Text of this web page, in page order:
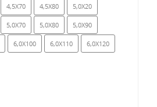
4,5X70 4,5X80 5,0X20
5,0X70 5,0X80 5,0X90
6,0X100 6,0X110 6,0X120